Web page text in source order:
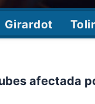
Girardot
afectada